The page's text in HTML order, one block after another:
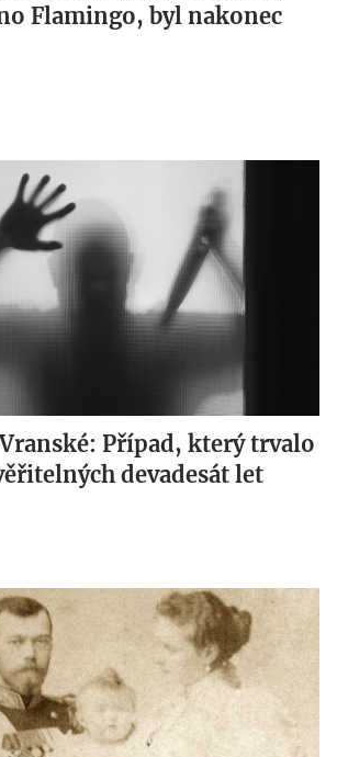
Flamingo, byl nakonec
Případ, který trvalo
devadesát let